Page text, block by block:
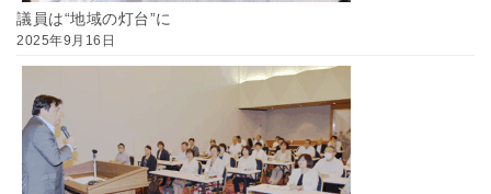
議員は“地域の灯台”に
2025年9月16日